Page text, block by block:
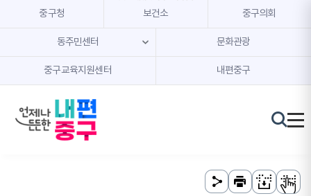
본문 내용 바로가기
주메뉴 바로가기
중구청 보건소 중구의회
동주민센터 문화관광
중구교육지원센터 내편중구